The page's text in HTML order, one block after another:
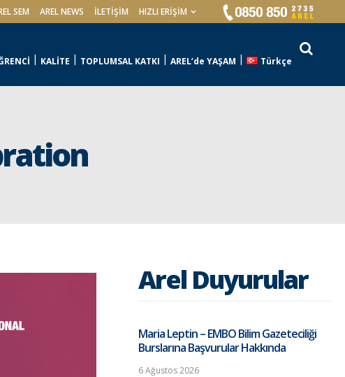
SEM AREL NEWS İLETIŞIM HIZLI ERİŞİM
KALİTE TOPLUMSAL KATKI AREL’de YAŞAM Türkçe
Arel Duyurular
Maria Leptin – EMBO Bilim Gazeteciliği
Burslarına Başvurular Hakkında
6 Ağustos 2026